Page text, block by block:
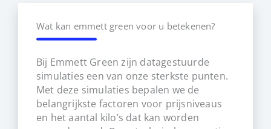
Wat kan emmett green voor u betekenen?
Bij Emmett Green zijn datagestuurde
simulaties een van onze sterkste punten.
Met deze simulaties bepalen we de
belangrijkste factoren voor prijsniveaus
en het aantal kilo’s dat kan worden